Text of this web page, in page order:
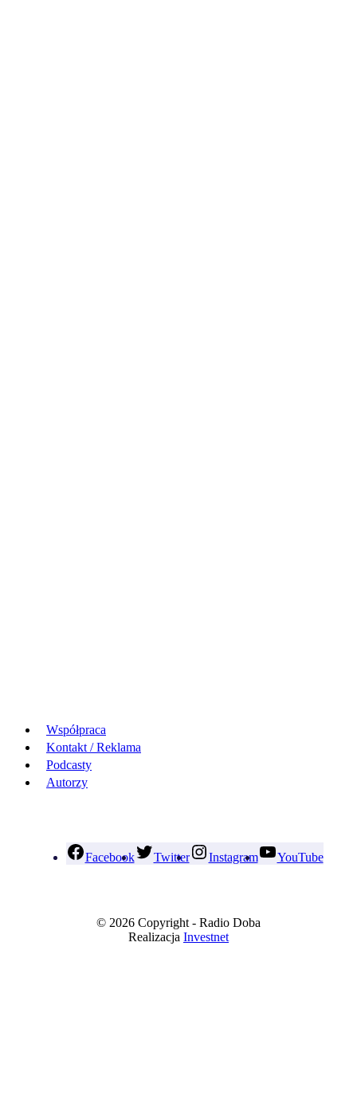
Współpraca
Kontakt / Reklama
Podcasty
Autorzy
Facebook Twitter Instagram YouTube
© 2026 Copyright - Radio Doba
Realizacja Investnet